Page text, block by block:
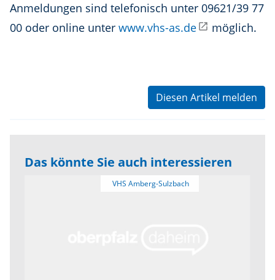
Anmeldungen sind telefonisch unter 09621/39 77
00 oder online unter www.vhs-as.de möglich.
Diesen Artikel melden
Das könnte Sie auch interessieren